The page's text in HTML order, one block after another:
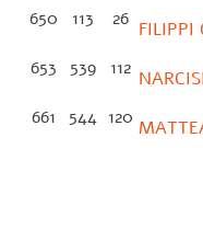
650 113 26 FILIPPI
653 539 112
661 544 120